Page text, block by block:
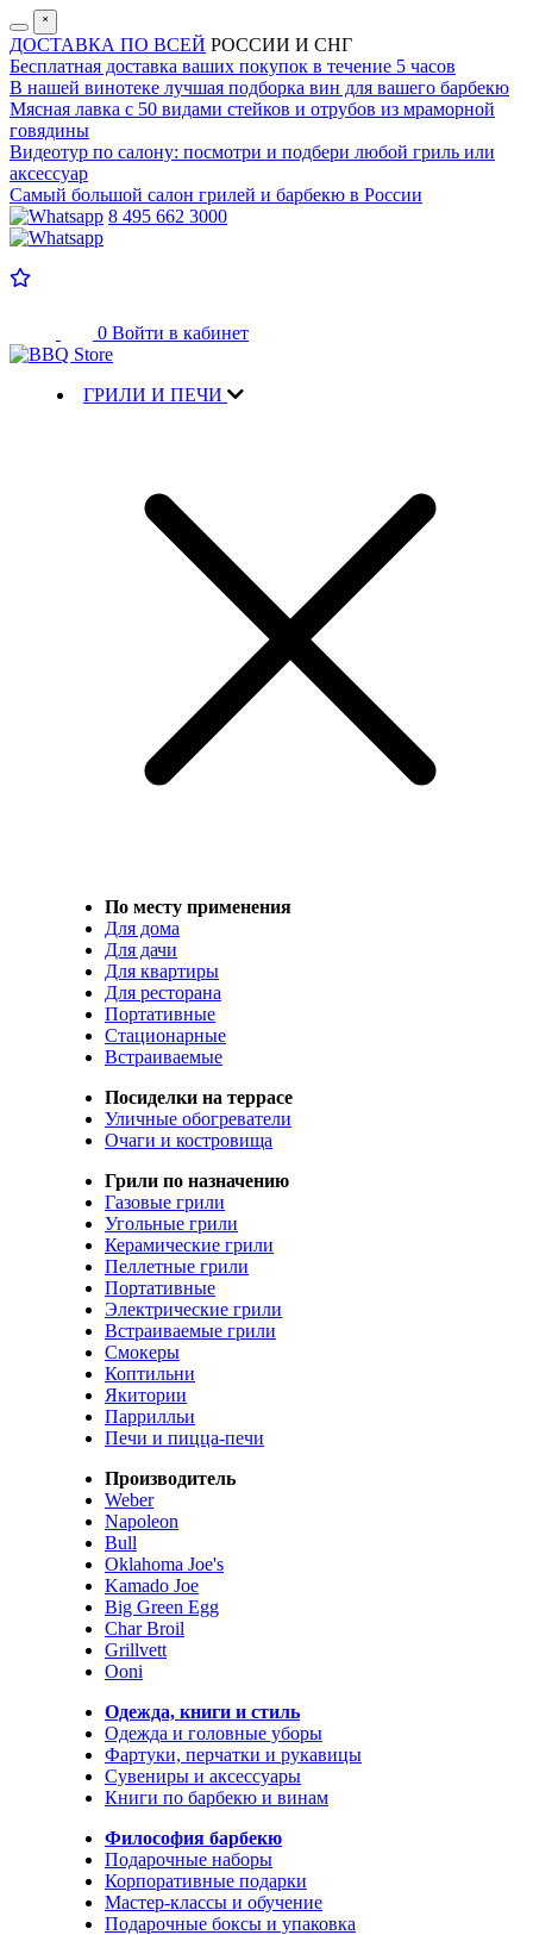
˟
ДОСТАВКА ПО ВСЕЙ РОССИИ И СНГ
Бесплатная доставка ваших покупок в течение 5 часов
В нашей винотеке лучшая подборка вин для вашего барбекю
Мясная лавка с 50 видами стейков и отрубов из мраморной
говядины
Видеотур по салону: посмотри и подбери любой гриль или
аксессуар
Самый большой салон грилей и барбекю в России
8 495 662 3000
0 Войти в кабинет
ГРИЛИ И ПЕЧИ
По месту применения
Для дома
Для дачи
Для квартиры
Для ресторана
Портативные
Стационарные
Встраиваемые
Посиделки на террасе
Уличные обогреватели
Очаги и костровища
Грили по назначению
Газовые грили
Угольные грили
Керамические грили
Пеллетные грили
Портативные
Электрические грили
Встраиваемые грили
Смокеры
Коптильни
Якитории
Паррилльи
Печи и пицца-печи
Производитель
Weber
Napoleon
Bull
Oklahoma Joe's
Kamado Joe
Big Green Egg
Char Broil
Grillvett
Ooni
Одежда, книги и стиль
Одежда и головные уборы
Фартуки, перчатки и рукавицы
Сувениры и аксессуары
Книги по барбекю и винам
Философия барбекю
Подарочные наборы
Корпоративные подарки
Мастер-классы и обучение
Подарочные боксы и упаковка